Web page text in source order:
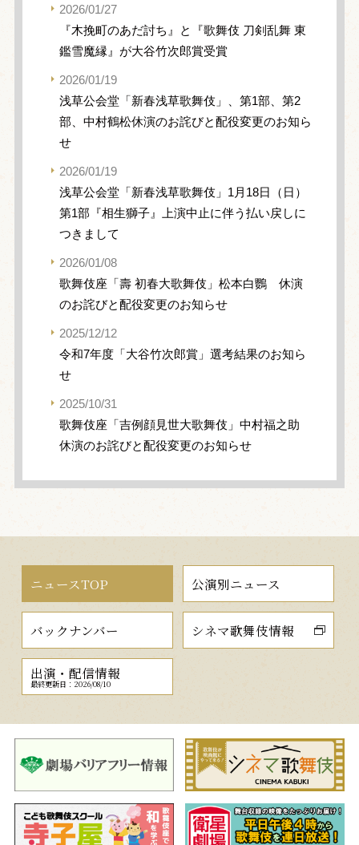
2026/01/27
『木挽町のあだ討ち』と『歌舞伎 刀剣乱舞 東
鑑雪魔縁』が大谷竹次郎賞受賞
2026/01/19
浅草公会堂「新春浅草歌舞伎」、第1部、第2
部、中村鶴松休演のお詫びと配役変更のお知ら
せ
2026/01/19
浅草公会堂「新春浅草歌舞伎」1月18日（日）
第1部『相生獅子』上演中止に伴う払い戻しに
つきまして
2026/01/08
歌舞伎座「壽 初春大歌舞伎」松本白鸚 休演
のお詫びと配役変更のお知らせ
2025/12/12
令和7年度「大谷竹次郎賞」選考結果のお知ら
せ
2025/10/31
歌舞伎座「吉例顔見世大歌舞伎」中村福之助
休演のお詫びと配役変更のお知らせ
ニュースTOP 公演別ニュース
バックナンバー シネマ歌舞伎情報
出演・配信情報
最終更新日：2026/08/10